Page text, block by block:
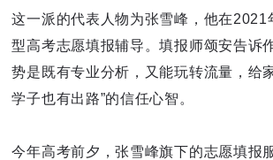
这一派的代表人物为张雪峰，他在2021
型高考志愿填报辅导。填报师颂安告诉
势是既有专业分析，又能玩转流量，给
学子也有出路”的信任心智。
今年高考前夕，张雪峰旗下的志愿填报